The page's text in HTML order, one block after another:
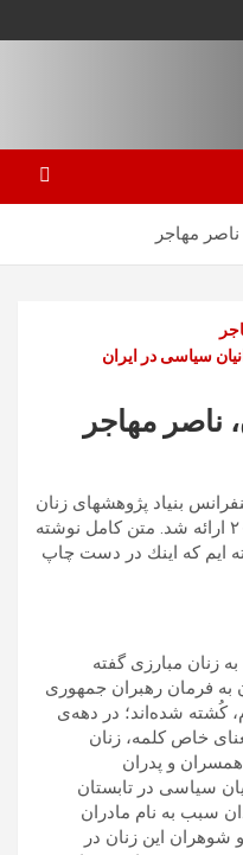
مهاجر
سیاسی در ایران
ناصر مهاجر
بنياد پژوهشهاى زنان
ايران در بركلى /آمريكا در سال ٢٠٠٩ ارائه شد. متن كامل نوشته
ايم كه اينك در دست چاپ
زنان مبارزى گفته
فرمان رهبران جمهورى
كُشته شد‌ه‌اند؛ در دهه‌ى
خاص كلمه، زنان
و پدران
سياسى در تابستان
سبب به نام مادران
شوهرا‌ن‌ اين زنان در